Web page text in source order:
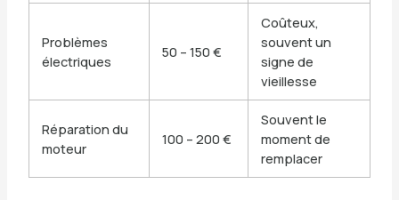
Problèmes
électriques
50 – 150 €
Coûteux,
souvent un
signe de
vieillesse
Réparation du
moteur
100 – 200 €
Souvent le
moment de
remplacer